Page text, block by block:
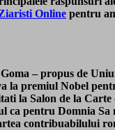
Online pentru
Goma – propus de
la premiul Nobel
la Salon de la Carte
ca pentru Domnia Sa
contribuabilului